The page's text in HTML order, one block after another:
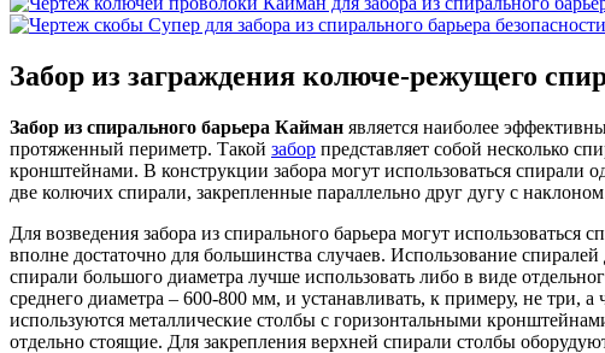
Забор из заграждения колюче-режущего
Забор из спирального барьера Кайман является наиболее
протяженный периметр. Такой забор представляет собой несколько
кронштейнами. В конструкции забора могут использоваться спирали
две колючих спирали, закрепленные параллельно друг дугу с
Для возведения забора из спирального барьера могут
вполне достаточно для большинства случаев. Использование
спирали большого диаметра лучше использовать либо в виде
среднего диаметра – 600-800 мм, и устанавливать, к примеру, не три,
используются металлические столбы с горизонтальными
отдельно стоящие. Для закрепления верхней спирали столбы